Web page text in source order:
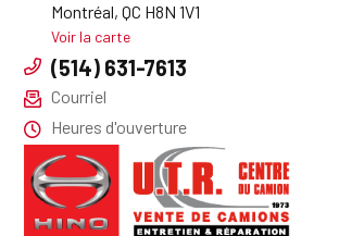
Montréal, QC H8N 1V1
Voir la carte
(514) 631-7613
Courriel
Heures d'ouverture